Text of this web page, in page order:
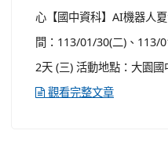
心【國中資科】AI機器人
間：113/01/30(二)、113/
2天 (三) 活動地點：大園
觀看完整文章